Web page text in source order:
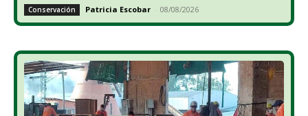
Conservación Patricia Escobar - 08/08/2026